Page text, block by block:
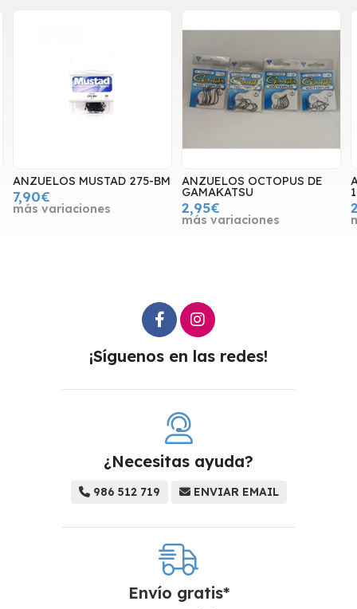
ANZUELOS MUSTAD 275-BM
7,90€
más variaciones
ANZUELOS OCTOPUS DE
GAMAKATSU
2,95€
más variaciones
¡Síguenos en las redes!
¿Necesitas ayuda?
986 512 719 ENVIAR EMAIL
Envío gratis*